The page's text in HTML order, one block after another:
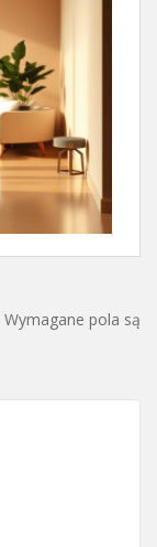
Wymagane pola są